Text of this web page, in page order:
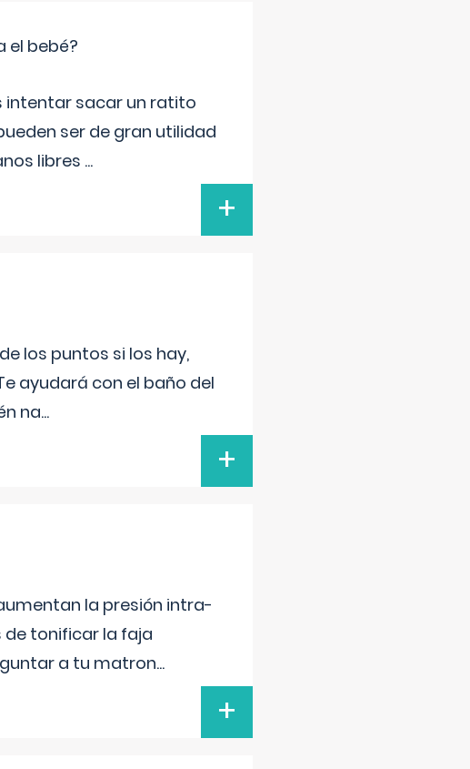
el bebé?
intentar sacar un ratito
ser de gran utilidad
libres ...
+
los puntos si los hay,
ayudará con el baño del
na...
+
la presión intra-
de tonificar la faja
a tu matron...
+